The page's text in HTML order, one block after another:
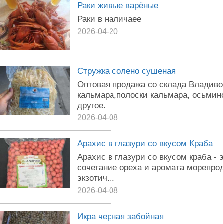
Раки живые варёные
Раки в наличаее
2026-04-20
Стружка солено сушеная
Оптовая продажа со склада
кальмара,полоски кальмара,
другое.
2026-04-08
Арахис в глазури со вкусом Краба
Арахис в глазури со вкусом краба -
сочетание ореха и аромата
экзотич...
2026-04-08
Икра черная забойная